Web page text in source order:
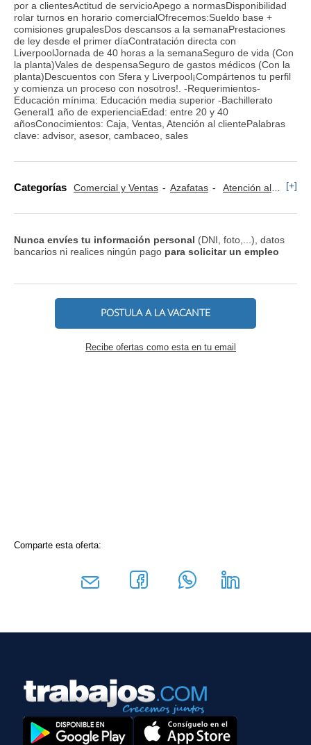
por a clientesActitud de servicioApego a normasDisponibilidad
rolar turnos en horario comercialOfrecemos:Sueldo base +
comisiones grupalesDos descansos a la semanaPrestaciones
de ley desde el primer díaContratación directa con
LiverpoolJornada de 40 horas a la semanaSeguro de vida (Con
la planta)Vales de despensaSeguro de gastos médicos (Con la
planta)Descuentos con Sfera y Liverpool¡Compártenos tu perfil
y comienza un proceso con nosotros!. -Requerimientos-
Educación mínima: Educación media superior -Bachillerato
General1 año de experienciaEdad: entre 20 y 40
añosConocimientos: Caja, Ventas, Atención al clientePalabras
clave: advisor, asesor, cambaceo, sales
Categorías Comercial y Ventas Azafatas Atención al Cliente [+]
Nunca envíes tu información personal (DNI, foto,...), datos
bancarios ni realices ningún pago para solicitar un empleo
POSTULA A LA VACANTE
Recibe ofertas como esta en tu email
Comparte esta oferta: